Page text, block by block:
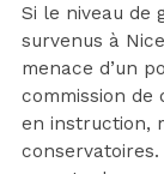
Si le niveau de
survenus à
menace d’un
commission de
en instruction,